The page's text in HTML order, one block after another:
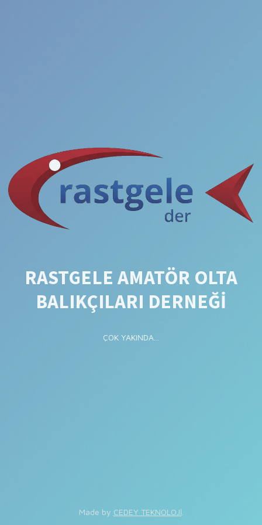
RASTGELE AMATÖR OLTA
BALIKÇILARI DERNEĞİ
ÇOK YAKINDA...
Made by CEDEY TEKNOLOJİ